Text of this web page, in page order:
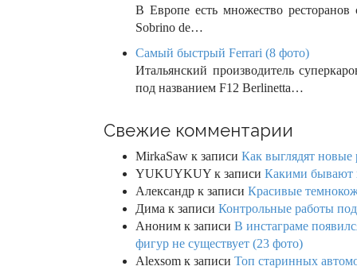
В Европе есть множество
Sobrino de…
Самый быстрый Ferrari (8 фото)
Итальянский производитель
под названием F12 Berlinetta…
Свежие комментарии
MirkaSaw к записи Как выглядят новые
YUKUYKUY к записи Какими бывают
Александр к записи Красивые
Дима к записи Контрольные работы
Аноним к записи В инстаграме
фигур не существует (23 фото)
Alexsom к записи Топ старинных